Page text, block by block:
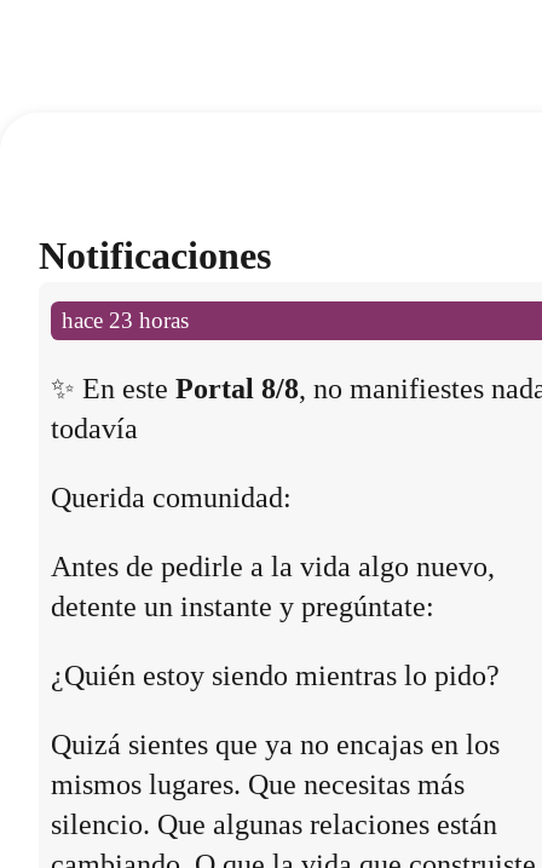
Notificaciones
hace 23 horas
✨ En este Portal 8/8, no manifiestes
todavía
Querida comunidad:
Antes de pedirle a la vida algo nuevo,
detente un instante y pregúntate:
¿Quién estoy siendo mientras lo pido?
Quizá sientes que ya no encajas en los
mismos lugares. Que necesitas más
silencio. Que algunas relaciones están